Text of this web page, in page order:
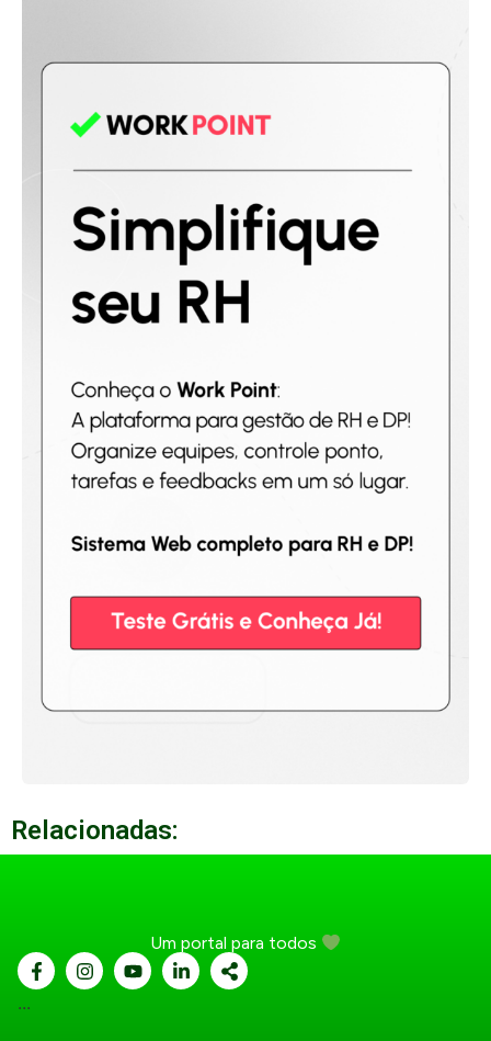
Relacionadas:
Um portal para todos
...